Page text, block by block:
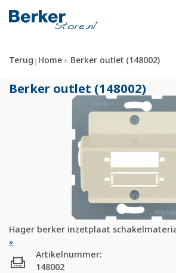
Terug | Home Berker outlet (148002)
Berker outlet (148002)
Hager berker inzetplaat
»
Artikelnummer:
148002